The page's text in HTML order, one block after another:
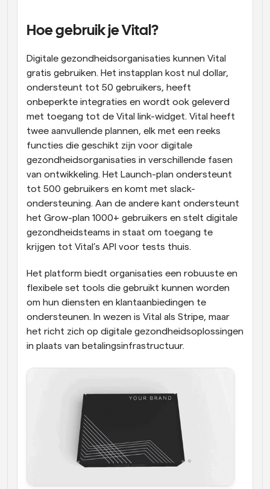
Hoe gebruik je Vital?
Digitale gezondheidsorganisaties kunnen Vital
gratis gebruiken. Het instapplan kost nul dollar,
ondersteunt tot 50 gebruikers, heeft
onbeperkte integraties en wordt ook geleverd
met toegang tot de Vital link-widget. Vital heeft
twee aanvullende plannen, elk met een reeks
functies die geschikt zijn voor digitale
gezondheidsorganisaties in verschillende fasen
van ontwikkeling. Het Launch-plan ondersteunt
tot 500 gebruikers en komt met slack-
ondersteuning. Aan de andere kant ondersteunt
het Grow-plan 1000+ gebruikers en stelt digitale
gezondheidsteams in staat om toegang te
krijgen tot Vital’s API voor tests thuis.
Het platform biedt organisaties een robuuste en
flexibele set tools die gebruikt kunnen worden
om hun diensten en klantaanbiedingen te
ondersteunen. In wezen is Vital als Stripe, maar
het richt zich op digitale gezondheidsoplossingen
in plaats van betalingsinfrastructuur.